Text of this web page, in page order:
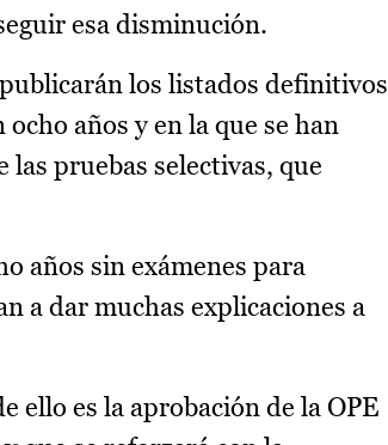
esa disminución.
los listados definitivos
años y en la que se han
pruebas selectivas, que
años sin exámenes para
a dar muchas explicaciones a
ello es la aprobación de la OPE